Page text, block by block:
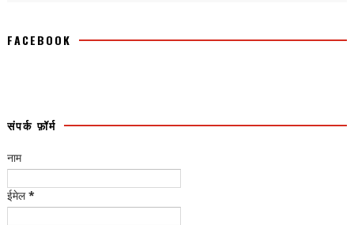
FACEBOOK
संपर्क फ़ॉर्म
नाम
ईमेल*